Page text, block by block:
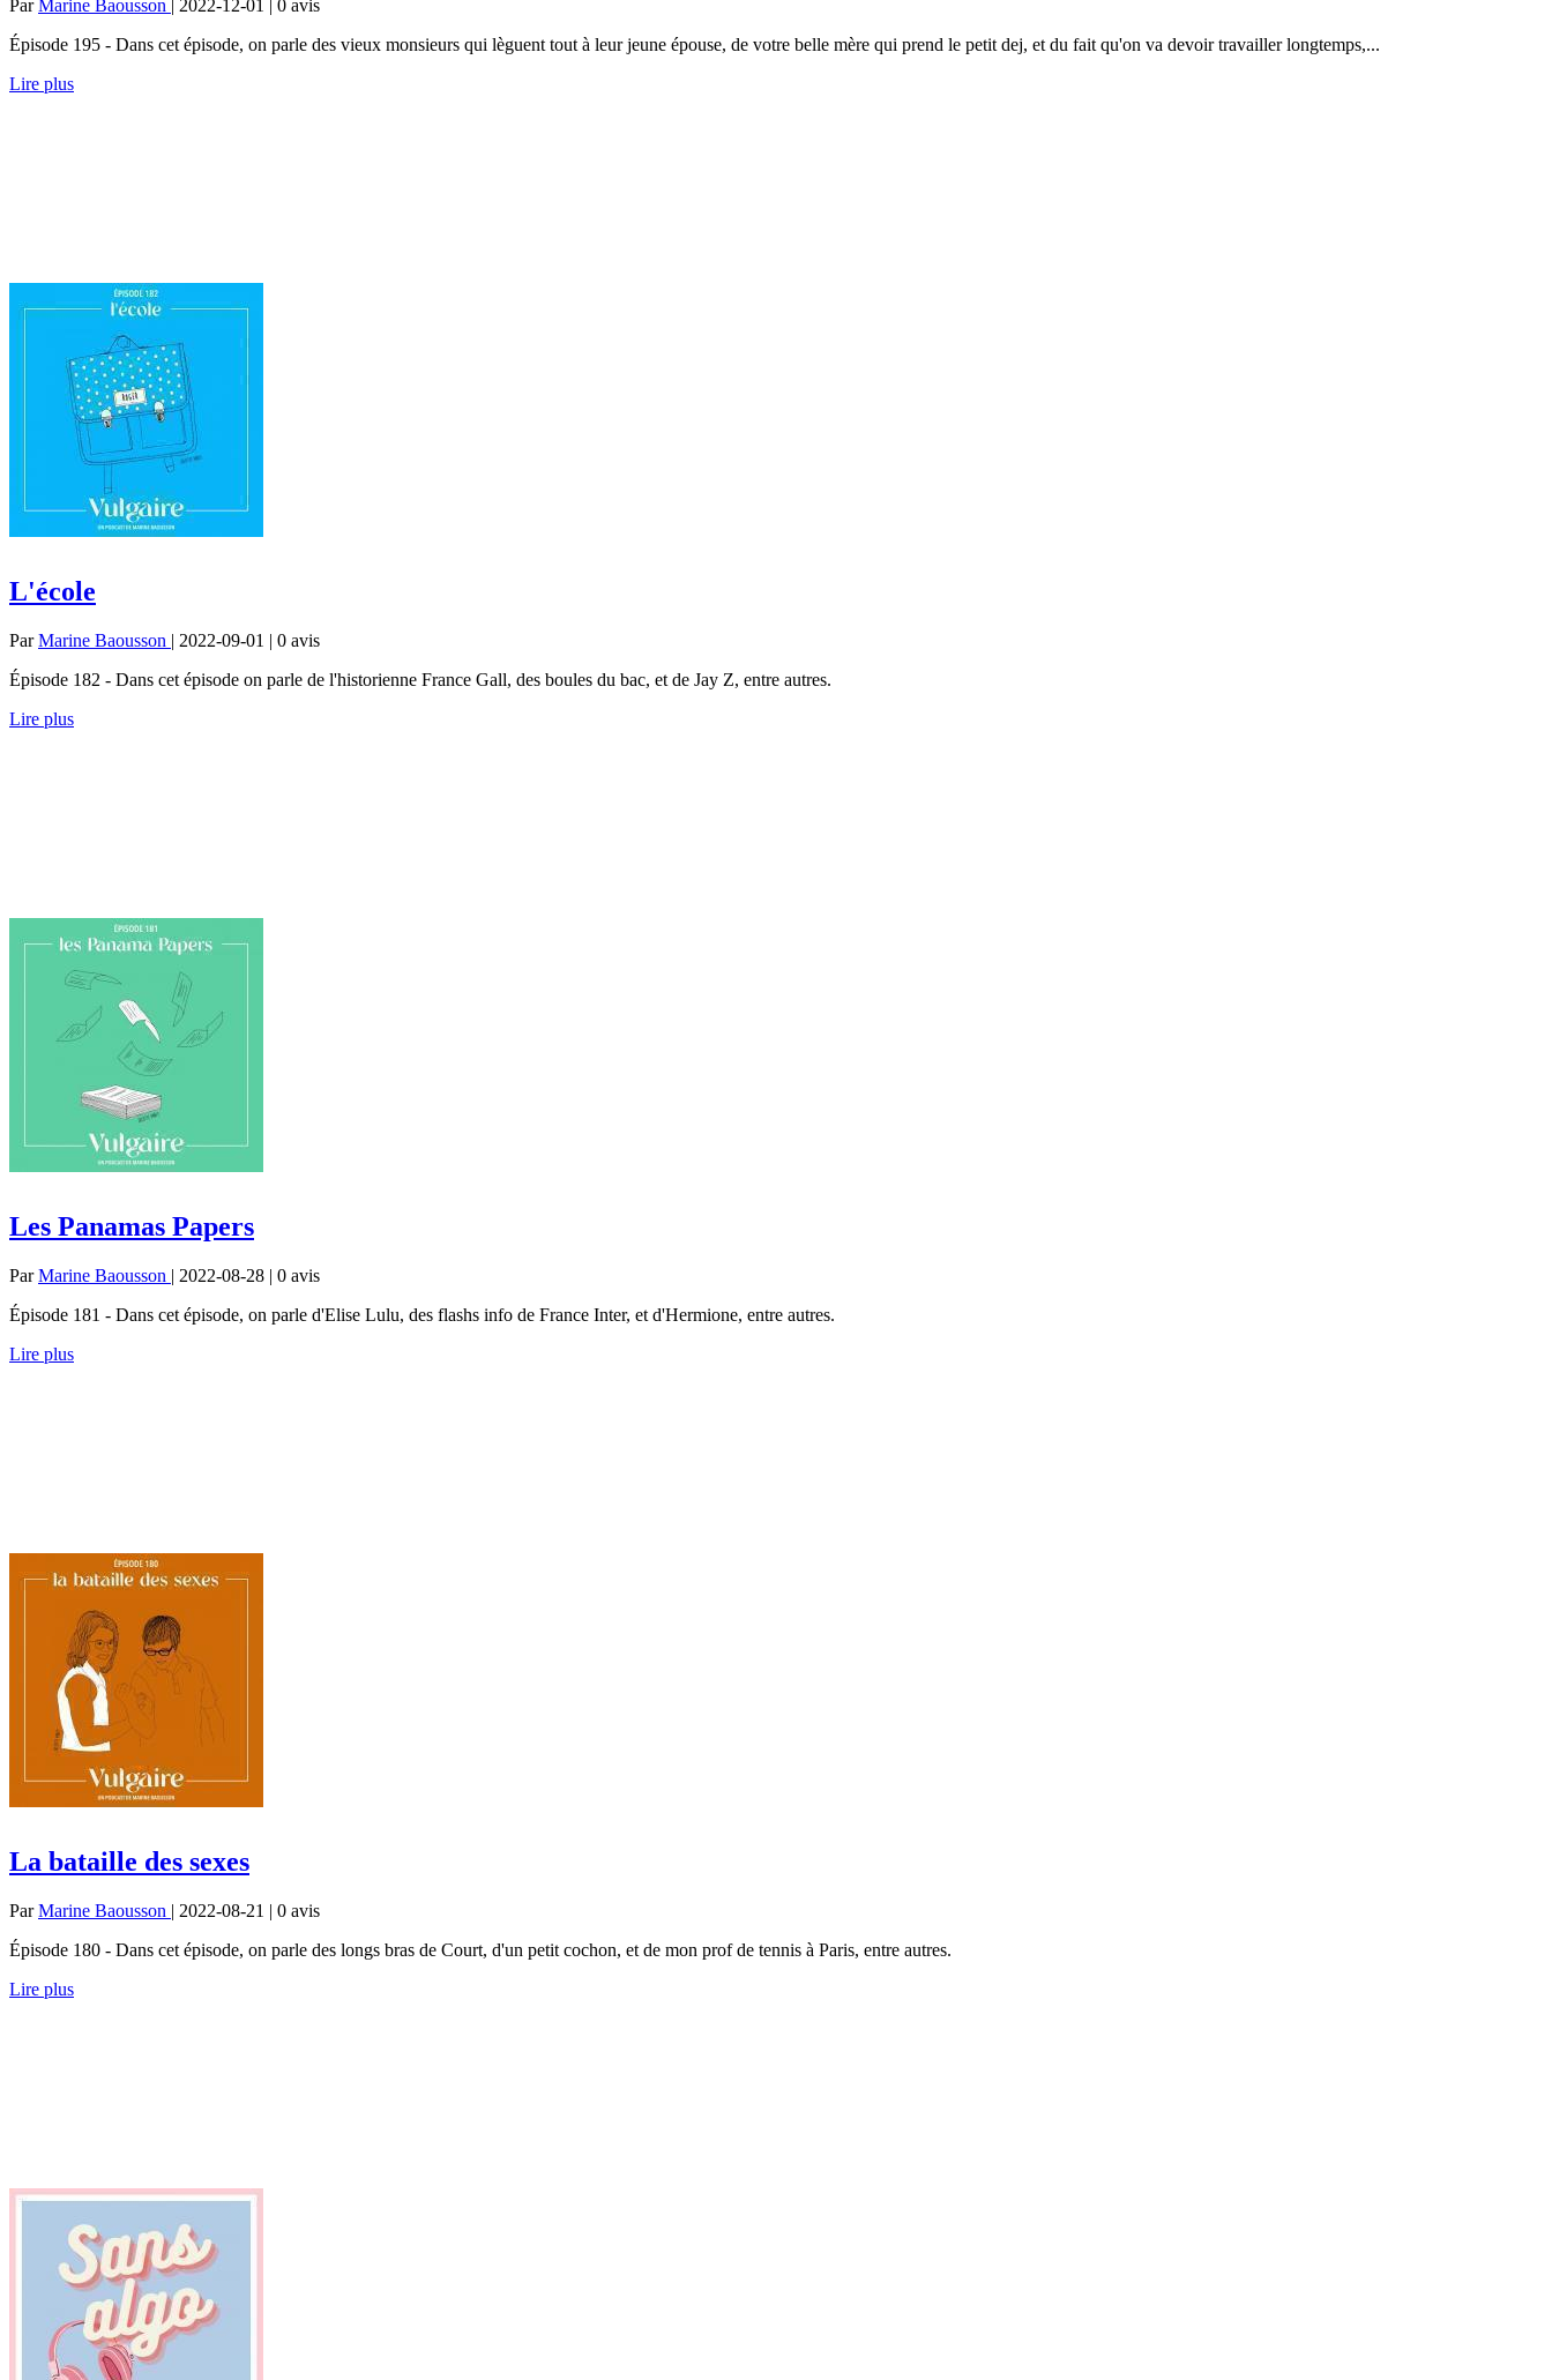
ParMarine Baousson | 2022-12-01 | 0 avis
Épisode 195 - Dans cet épisode, on parle des vieux monsieurs qui lèguent tout à leur jeune épouse, de votre belle mère qui prend le petit dej, et du fait qu'on va devoir travailler longtemps,...
Lire plus
L'école
ParMarine Baousson | 2022-09-01 | 0 avis
Épisode 182 - Dans cet épisode on parle de l'historienne France Gall, des boules du bac, et de Jay Z, entre autres.
Lire plus
Les Panamas Papers
ParMarine Baousson | 2022-08-28 | 0 avis
Épisode 181 - Dans cet épisode, on parle d'Elise Lulu, des flashs info de France Inter, et d'Hermione, entre autres.
Lire plus
La bataille des sexes
ParMarine Baousson | 2022-08-21 | 0 avis
Épisode 180 - Dans cet épisode, on parle des longs bras de Court, d'un petit cochon, et de mon prof de tennis à Paris, entre autres.
Lire plus